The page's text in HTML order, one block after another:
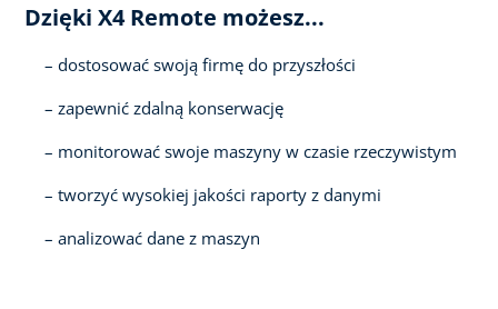
Dzięki X4 Remote możesz...
dostosować swoją firmę do przyszłości
zapewnić zdalną konserwację
monitorować swoje maszyny w czasie rzeczywistym
tworzyć wysokiej jakości raporty z danymi
analizować dane z maszyn